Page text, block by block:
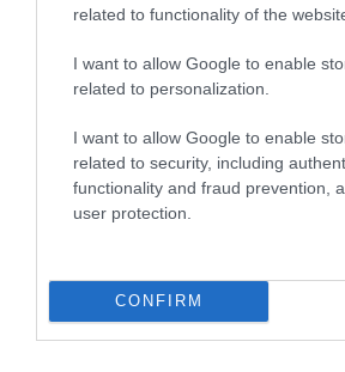
related to functionality of the
I want to allow Google to enable
related to personalization.
I want to allow Google to enable
related to security, including
functionality and fraud prevention,
user protection.
CONFIRM
Művelődj, szórakozz,
és ismerd meg a Hamu és